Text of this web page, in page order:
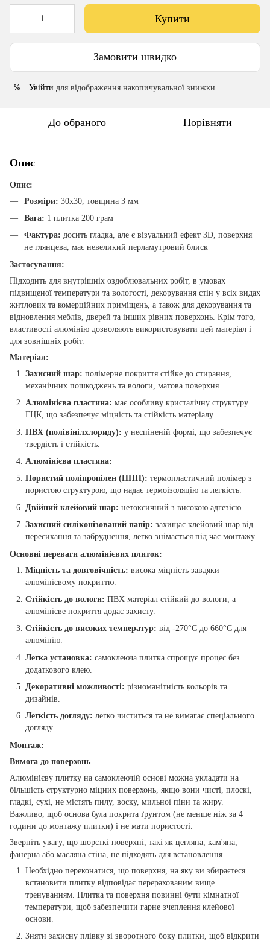
Купити
Замовити швидко
% Увійти для відображення накопичувальної знижки
До обраного Порівняти
Опис
Опис:
Розміри: 30х30, товщина 3 мм
Вага: 1 плитка 200 грам
Фактура: досить гладка, але є візуальний ефект 3D, поверхня
не глянцева, має невеликий перламутровий блиск
Застосування:
Підходить для внутрішніх оздоблювальних робіт, в умовах
підвищеної температури та вологості, декорування стін у всіх видах
житлових та комерційних приміщень, а також для декорування та
відновлення меблів, дверей та інших рівних поверхонь. Крім того,
властивості алюмінію дозволяють використовувати цей матеріал і
для зовнішніх робіт.
Матеріал:
Захисний шар: полімерне покриття стійке до стирання,
механічних пошкоджень та вологи, матова поверхня.
Алюмінієва пластина: має особливу кристалічну структуру
ГЦК, що забезпечує міцність та стійкість матеріалу.
ПВХ (полівінілхлориду): у неспіненій формі, що забезпечує
твердість і стійкість.
Алюмінієва пластина:
Пористий поліпропілен (ППП): термопластичний полімер з
пористою структурою, що надає термоізоляцію та легкість.
Двійний клейовий шар: нетоксичний з високою адгезією.
Захисний силіконізований папір: захищає клейовий шар від
пересихання та забруднення, легко знімається під час монтажу.
Основні переваги алюмінієвих плиток:
Міцність та довговічність: висока міцність завдяки
алюмінієвому покриттю.
Стійкість до вологи: ПВХ матеріал стійкий до вологи, а
алюмінієве покриття додає захисту.
Стійкість до високих температур: від -270°C до 660°C для
алюмінію.
Легка установка: самоклеюча плитка спрощує процес без
додаткового клею.
Декоративні можливості: різноманітність кольорів та
дизайнів.
Легкість догляду: легко чиститься та не вимагає спеціального
догляду.
Монтаж:
Вимога до поверхонь
Алюмінієву плитку на самоклеючій основі можна укладати на
більшість структурно міцних поверхонь, якщо вони чисті, плоскі,
гладкі, сухі, не містять пилу, воску, мильної піни та жиру.
Важливо, щоб основа була покрита ґрунтом (не менше ніж за 4
години до монтажу плитки) і не мати пористості.
Зверніть увагу, що шорсткі поверхні, такі як цегляна, кам'яна,
фанерна або масляна стіна, не підходять для встановлення.
Необхідно переконатися, що поверхня, на яку ви збираєтеся
встановити плитку відповідає перерахованим вище
тренуванням. Плитка та поверхня повинні бути кімнатної
температури, щоб забезпечити гарне зчеплення клейової
основи.
Зняти захисну плівку зі зворотного боку плитки, щоб відкрити